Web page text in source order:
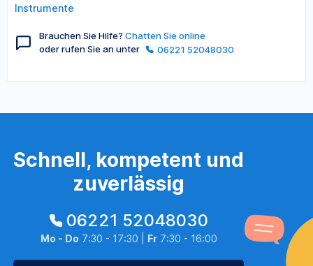
Instrumente
Brauchen Sie Hilfe? Chatten Sie online
oder rufen Sie an unter
06221 52048030
Schnell, kompetent und
zuverlässig
06221 52048030
Mo - Do 7:30 - 17:30 | Fr7:30 - 16:00